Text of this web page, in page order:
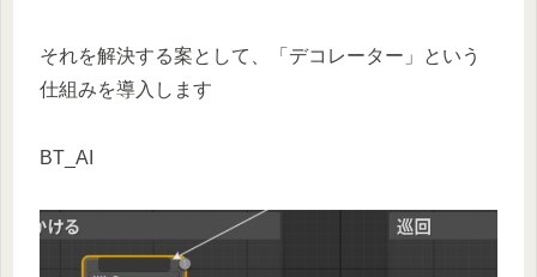
それを解決する案として、「デコレーター」という
仕組みを導入します
BT_AI